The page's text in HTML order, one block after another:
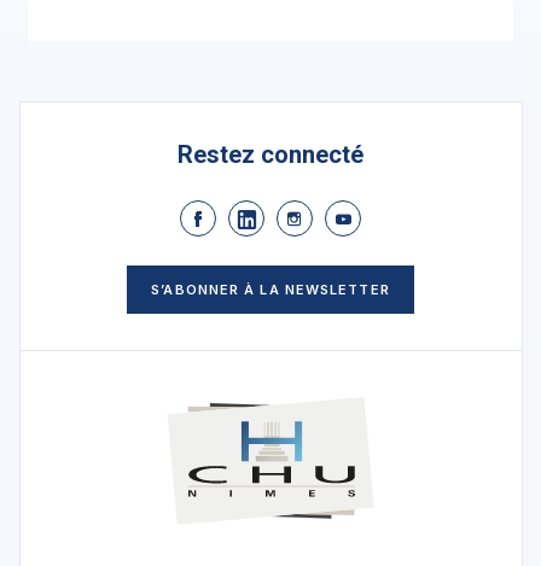
Restez connecté
S’ABONNER À LA NEWSLETTER